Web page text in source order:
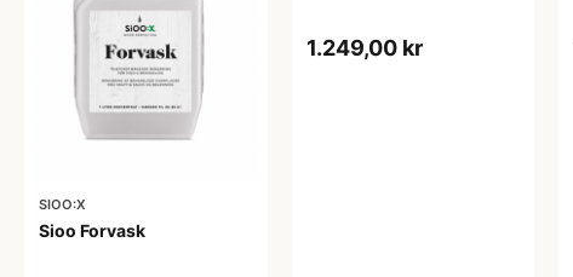
SIOO:X
Sioo Forvask
1.249,00 kr